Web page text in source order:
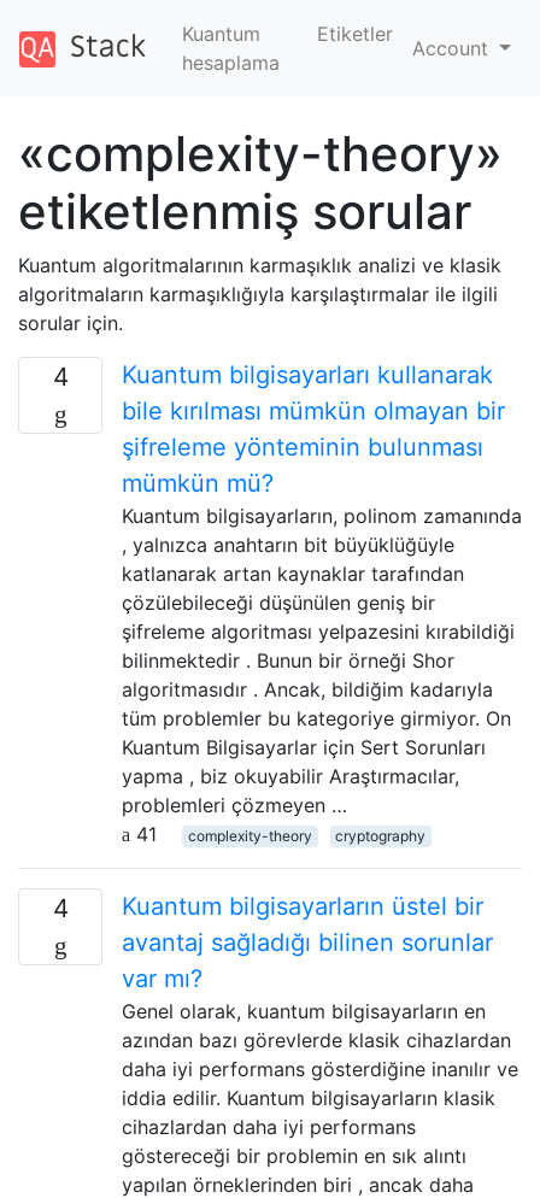
Kuantum
hesaplama
Etiketler
Account
«complexity-theory»
etiketlenmiş sorular
Kuantum algoritmalarının karmaşıklık analizi ve klasik
algoritmaların karmaşıklığıyla karşılaştırmalar ile ilgili
sorular için.
4
Kuantum bilgisayarları kullanarak
bile kırılması mümkün olmayan bir
şifreleme yönteminin bulunması
mümkün mü?
Kuantum bilgisayarların, polinom zamanında
, yalnızca anahtarın bit büyüklüğüyle
katlanarak artan kaynaklar tarafından
çözülebileceği düşünülen geniş bir
şifreleme algoritması yelpazesini kırabildiği
bilinmektedir . Bunun bir örneği Shor
algoritmasıdır . Ancak, bildiğim kadarıyla
tüm problemler bu kategoriye girmiyor. On
Kuantum Bilgisayarlar için Sert Sorunları
yapma , biz okuyabilir Araştırmacılar,
problemleri çözmeyen …
41
complexity-theory cryptography
4
Kuantum bilgisayarların üstel bir
avantaj sağladığı bilinen sorunlar
var mı?
Genel olarak, kuantum bilgisayarların en
azından bazı görevlerde klasik cihazlardan
daha iyi performans gösterdiğine inanılır ve
iddia edilir. Kuantum bilgisayarların klasik
cihazlardan daha iyi performans
göstereceği bir problemin en sık alıntı
yapılan örneklerinden biri , ancak daha